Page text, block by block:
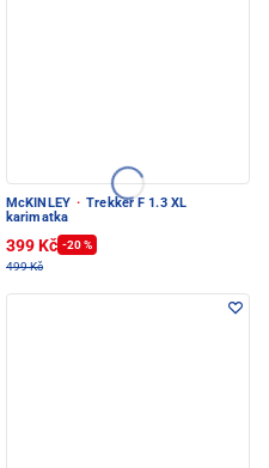
McKINLEY · Trekker F 1.3 XL
karimatka
399 Kč -20 %
499 Kč